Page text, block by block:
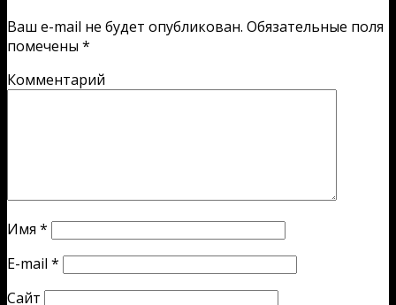
Ваш e-mail не будет опубликован. Обязательные поля
помечены *
Комментарий
Имя *
E-mail *
Сайт